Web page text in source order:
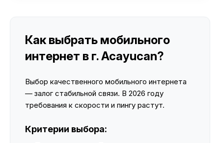
Как выбрать мобильного
интернет в г. Acayucan?
Выбор качественного мобильного интернета
— залог стабильной связи. В 2026 году
требования к скорости и пингу растут.
Критерии выбора: